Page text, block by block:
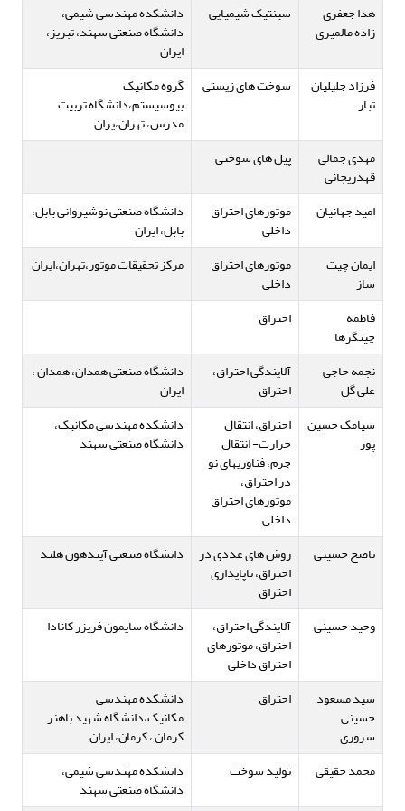
هدا جعفری
زاده مالمیری
سینتیک شیمیایی دانشکده مهندسی شیمی،
دانشگاه صنعتی سهند، تبریز،
ایران
فرزاد جلیلیان
تبار
سوخت های زیستی گروه مکانیک
بیوسیستم،دانشگاه تربیت
مدرس، تهران،یران
مهدی جمالی
قهدریجانی
پیل های سوختی
امید جهانیان موتورهای احتراق
داخلی
دانشگاه صنعتی نوشیروانی بابل،
بابل، ایران
ایمان چیت
ساز
موتورهای احتراق
داخلی
مرکز تحقیقات موتور،تهران،ایران
فاطمه
چیتگرها
احتراق
نجمه حاجی
علی گل
آلایندگی احتراق،
احتراق
دانشگاه صنعتی همدان، همدان ،
ایران
سیامک حسین
پور
احتراق، انتقال
حرارت- انتقال
جرم، فناوریهای نو
در احتراق،
موتورهای احتراق
داخلی
دانشکده مهندسی مکانیک،
دانشگاه صنعتی سهند
ناصح حسینی روش های عددی در
احتراق، ناپایداری
احتراق
دانشگاه صنعتی آیندهون هلند
وحید حسینی آلایندگی احتراق،
احتراق، موتورهای
احتراق داخلی
دانشگاه سایمون فریزر کانادا
سید مسعود
حسینی
سروری
احتراق دانشکده مهندسی
مکانیک،دانشگاه شهید باهنر
کرمان ، کرمان، ایران
محمد حقیقی
تولید سوخت دانشکده مهندسی شیمی،
دانشگاه صنعتی سهند